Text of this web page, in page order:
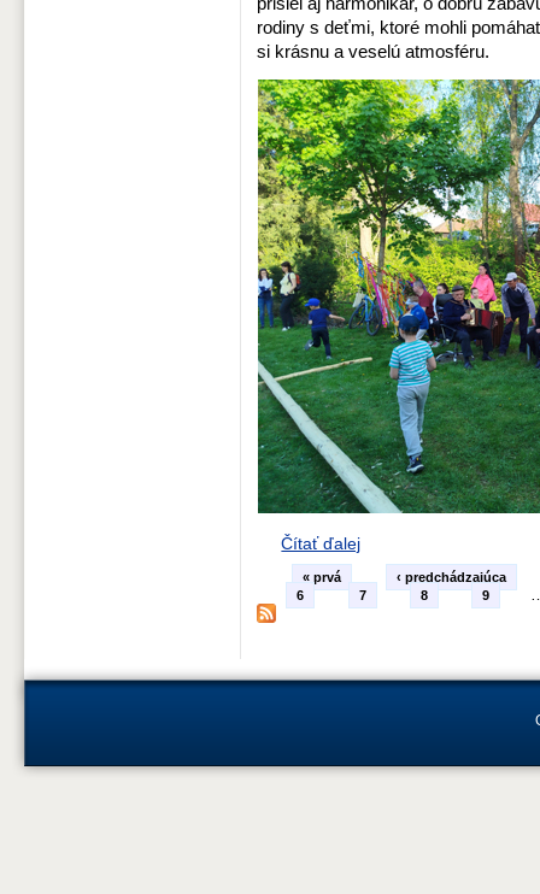
rodiny s deťmi, ktoré mohli
si krásnu a veselú atmosféru.
Čítať ďalej
« prvá
‹ predchádzajúca
6
7 8 9